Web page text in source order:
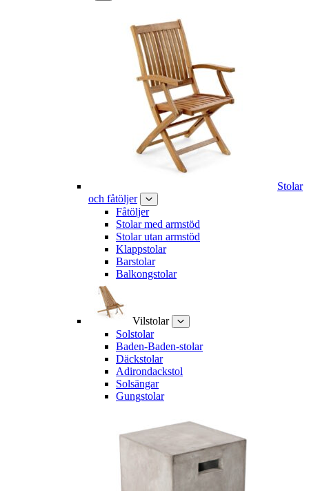
Stolar
och fåtöljer
Fåtöljer
Stolar med armstöd
Stolar utan armstöd
Klappstolar
Barstolar
Balkongstolar
Vilstolar
Solstolar
Baden-Baden-stolar
Däckstolar
Adirondackstol
Solsängar
Gungstolar